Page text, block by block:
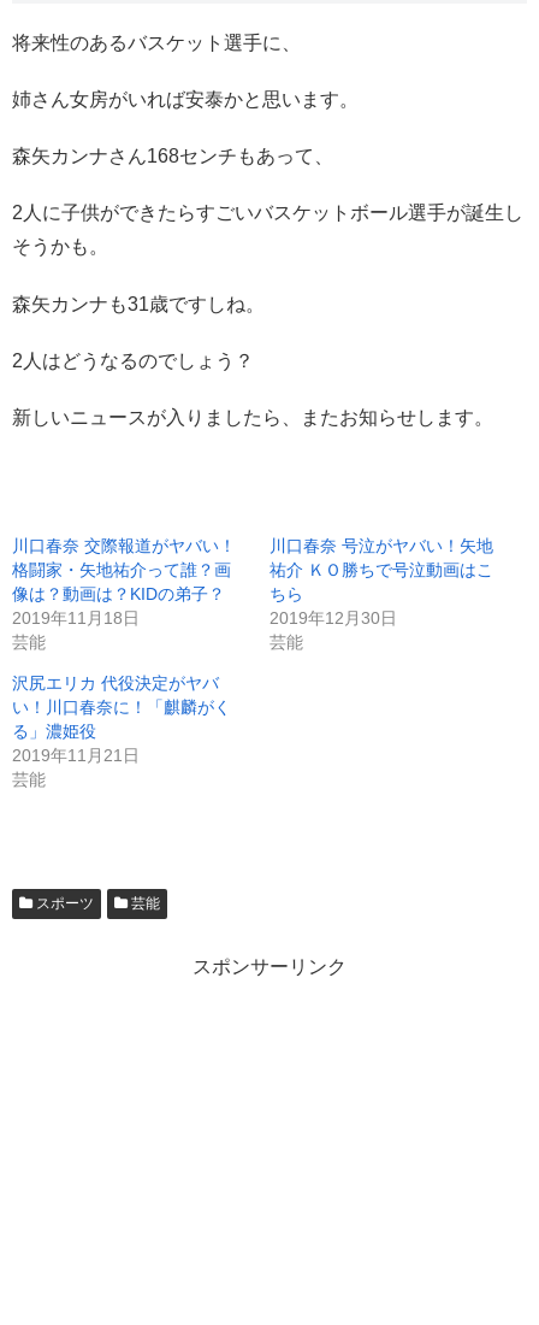
将来性のあるバスケット選手に、
姉さん女房がいれば安泰かと思います。
森矢カンナさん168センチもあって、
2人に子供ができたらすごいバスケットボール選手が誕生し
そうかも。
森矢カンナも31歳ですしね。
2人はどうなるのでしょう？
新しいニュースが入りましたら、またお知らせします。
川口春奈 交際報道がヤバい！
格闘家・矢地祐介って誰？画
像は？動画は？KIDの弟子？
2019年11月18日
芸能
川口春奈 号泣がヤバい！矢地
祐介 ＫＯ勝ちで号泣動画はこ
ちら
2019年12月30日
芸能
沢尻エリカ 代役決定がヤバ
い！川口春奈に！「麒麟がく
る」濃姫役
2019年11月21日
芸能
スポーツ 芸能
スポンサーリンク